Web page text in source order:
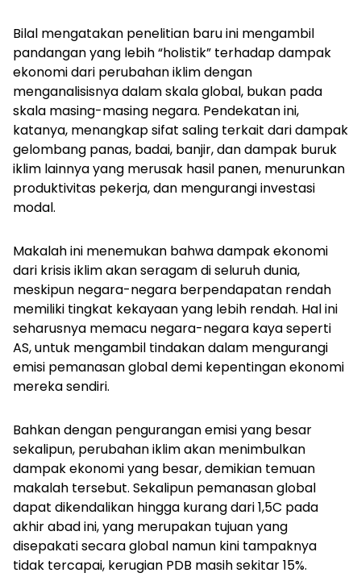
Bilal mengatakan penelitian baru ini mengambil
pandangan yang lebih “holistik” terhadap dampak
ekonomi dari perubahan iklim dengan
menganalisisnya dalam skala global, bukan pada
skala masing-masing negara. Pendekatan ini,
katanya, menangkap sifat saling terkait dari dampak
gelombang panas, badai, banjir, dan dampak buruk
iklim lainnya yang merusak hasil panen, menurunkan
produktivitas pekerja, dan mengurangi investasi
modal.
Makalah ini menemukan bahwa dampak ekonomi
dari krisis iklim akan seragam di seluruh dunia,
meskipun negara-negara berpendapatan rendah
memiliki tingkat kekayaan yang lebih rendah. Hal ini
seharusnya memacu negara-negara kaya seperti
AS, untuk mengambil tindakan dalam mengurangi
emisi pemanasan global demi kepentingan ekonomi
mereka sendiri.
Bahkan dengan pengurangan emisi yang besar
sekalipun, perubahan iklim akan menimbulkan
dampak ekonomi yang besar, demikian temuan
makalah tersebut. Sekalipun pemanasan global
dapat dikendalikan hingga kurang dari 1,5C pada
akhir abad ini, yang merupakan tujuan yang
disepakati secara global namun kini tampaknya
tidak tercapai, kerugian PDB masih sekitar 15%.